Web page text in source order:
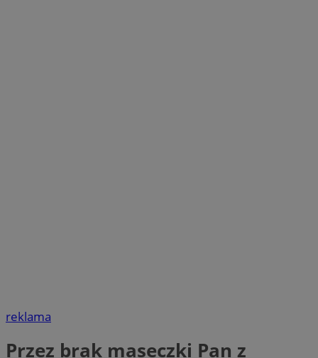
reklama
Przez brak maseczki Pan z